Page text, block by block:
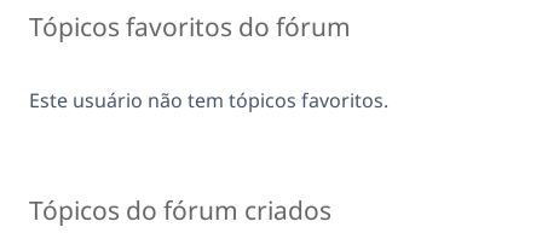
Tópicos favoritos do fórum
Este usuário não tem tópicos favoritos.
Tópicos do fórum criados